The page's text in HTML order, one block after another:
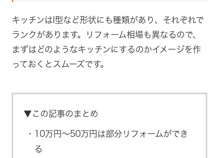
キッチンはI型など形状にも種類があり、それぞれで
ランクがあります。リフォーム相場も異なるので、
まずはどのようなキッチンにするのかイメージを作
っておくとスムーズです。
▼この記事のまとめ
10万円～50万円は部分リフォームができ
る